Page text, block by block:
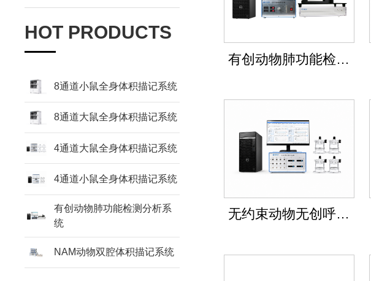
HOT PRODUCTS
8通道小鼠全身体积描记系统
8通道大鼠全身体积描记系统
4通道大鼠全身体积描记系统
4通道小鼠全身体积描记系统
有创动物肺功能检测分析系
统
NAM动物双腔体积描记系统
有创动物肺功能检测
无约束动物无创呼吸